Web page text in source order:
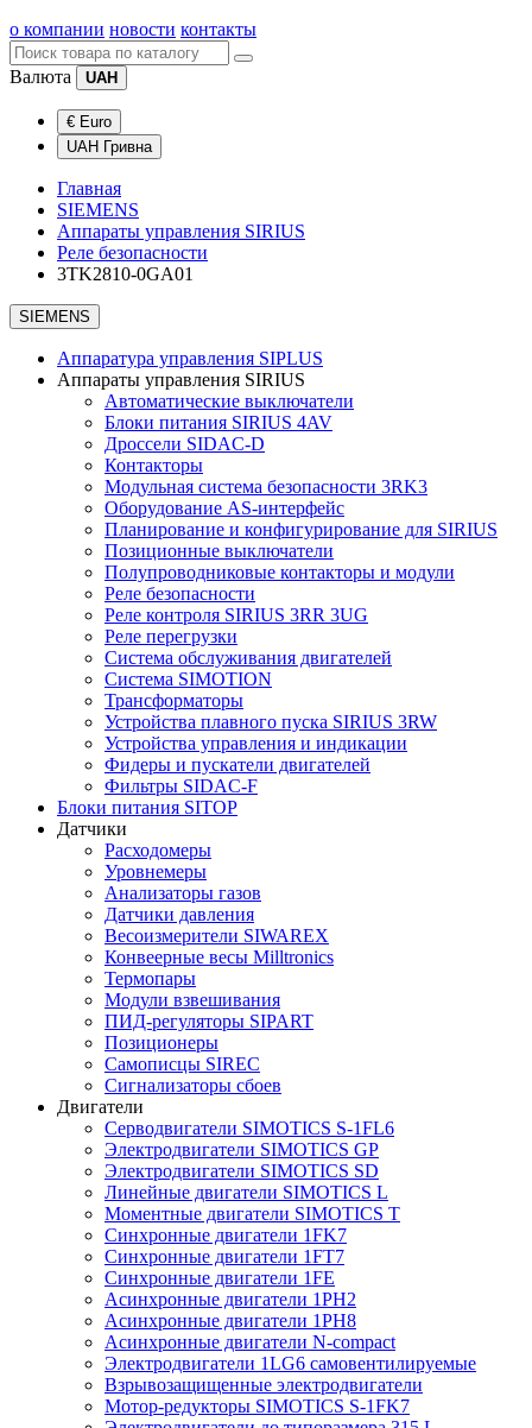
о компании новости контакты
Валюта UAH
€ Euro
UAH Гривна
Главная
SIEMENS
Аппараты управления SIRIUS
Реле безопасности
3TK2810-0GA01
SIEMENS
Аппаратура управления SIPLUS
Аппараты управления SIRIUS
Автоматические выключатели
Блоки питания SIRIUS 4AV
Дроссели SIDAC-D
Контакторы
Модульная система безопасности 3RK3
Оборудование AS-интерфейс
Планирование и конфигурирование для SIRIUS
Позиционные выключатели
Полупроводниковые контакторы и модули
Реле безопасности
Реле контроля SIRIUS 3RR 3UG
Реле перегрузки
Сиcтема обслуживания двигателей
Система SIMOTION
Трансформаторы
Устройства плавного пуска SIRIUS 3RW
Устройства управления и индикации
Фидеры и пускатели двигателей
Фильтры SIDAC-F
Блоки питания SITOP
Датчики
Расходомеры
Уровнемеры
Анализаторы газов
Датчики давления
Весоизмерители SIWAREX
Конвеерные весы Milltronics
Термопары
Модули взвешивания
ПИД-регуляторы SIPART
Позиционеры
Самописцы SIREC
Сигнализаторы сбоев
Двигатели
Серводвигатели SIMOTICS S-1FL6
Электродвигатели SIMOTICS GP
Электродвигатели SIMOTICS SD
Линейные двигатели SIMOTICS L
Моментные двигатели SIMOTICS T
Синхронные двигатели 1FK7
Синхронные двигатели 1FT7
Синхронные двигатели 1FE
Асинхронные двигатели 1PH2
Асинхронные двигатели 1PH8
Асинхронные двигатели N-compact
Электродвигатели 1LG6 cамовентилируемые
Взрывозащищенные электродвигатели
Мотор-редукторы SIMOTICS S-1FK7